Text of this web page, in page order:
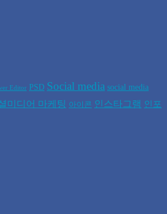
Editor PSD Social media social media
미디어 마케팅 아이콘 인스타그램 인포